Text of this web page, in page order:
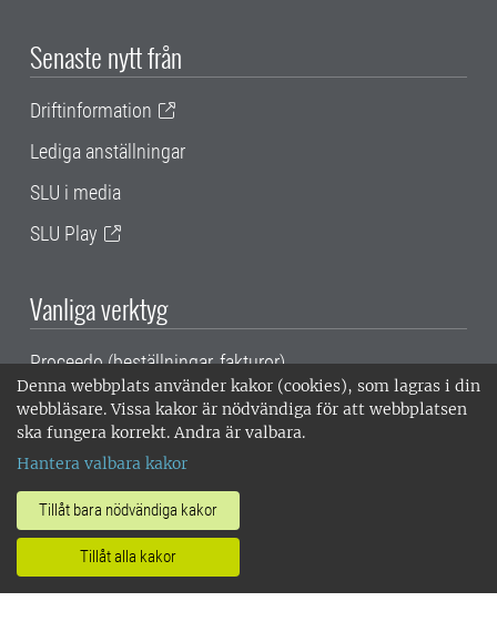
Denna webbplats använder kakor (cookies), som lagras i din
webbläsare. Vissa kakor är nödvändiga för att webbplatsen
ska fungera korrekt. Andra är valbara.
Hantera valbara kakor
Tillåt bara nödvändiga kakor
Tillåt alla kakor
Senaste nytt från
Driftinformation
Lediga anställningar
SLU i media
SLU Play
Vanliga verktyg
Proceedo (beställningar, fakturor)
Primula (ledighet, sjukanmälan, lönespec m.m.)
Webbmejl
ReachMee
Edusign
Protokoll och beslutslistor